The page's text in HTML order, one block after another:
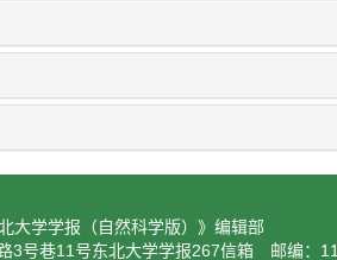
大学学报（自然科学版）》编辑部
3号巷11号东北大学学报267信箱 邮编：